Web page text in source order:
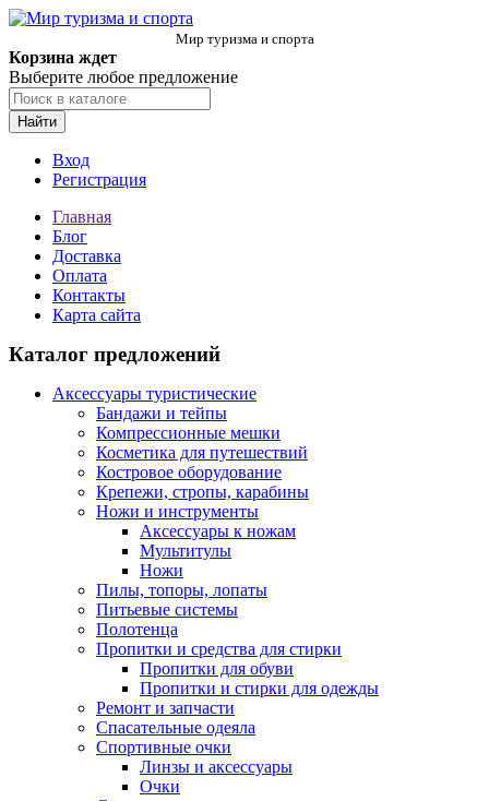
Мир туризма и спорта
Корзина ждет
Выберите любое предложение
Найти
Вход
Регистрация
Главная
Блог
Доставка
Оплата
Контакты
Карта сайта
Каталог предложений
Аксессуары туристические
Бандажи и тейпы
Компрессионные мешки
Косметика для путешествий
Костровое оборудование
Крепежи, стропы, карабины
Ножи и инструменты
Аксессуары к ножам
Мультитулы
Ножи
Пилы, топоры, лопаты
Питьевые системы
Полотенца
Пропитки и средства для стирки
Пропитки для обуви
Пропитки и стирки для одежды
Ремонт и запчасти
Спасательные одеяла
Спортивные очки
Линзы и аксессуары
Очки